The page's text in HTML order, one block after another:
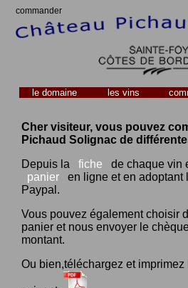
commander
le domaine les vins
Cher visiteur, vous pouvez
Pichaud Solignac de
Depuis la
fiche
de chaque vin
panier
en ligne et en adoptant
Paypal.
Vous pouvez également choisir
panier et nous envoyer le
montant.
Ou bien,téléchargez et